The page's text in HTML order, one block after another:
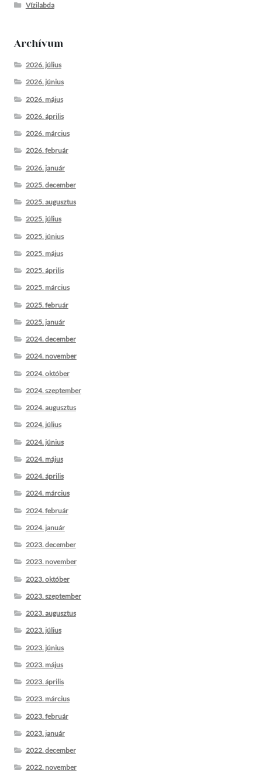
Vízilabda
Archívum
2026. július
2026. június
2026. május
2026. április
2026. március
2026. február
2026. január
2025. december
2025. augusztus
2025. július
2025. június
2025. május
2025. április
2025. március
2025. február
2025. január
2024. december
2024. november
2024. október
2024. szeptember
2024. augusztus
2024. július
2024. június
2024. május
2024. április
2024. március
2024. február
2024. január
2023. december
2023. november
2023. október
2023. szeptember
2023. augusztus
2023. július
2023. június
2023. május
2023. április
2023. március
2023. február
2023. január
2022. december
2022. november